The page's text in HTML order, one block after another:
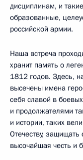
дисциплинам, и
образованные,
российской армии.
Наша встреча
хранит память о
1812 годов. Здесь,
высечены имена
себя славой в
и продолжателями
и истории, таких
Отечеству,
высочайшая честь и